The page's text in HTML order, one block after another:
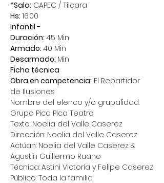
*Sala: CAPEC / Tilcara
Hs: 16:00
Infantil -
Duración: 45 Min
Armado: 40 Min
Desarmado: Min
Ficha técnica
Obra en competencia: El Repartidor
de Ilusiones
Nombre del elenco y/o grupalidad:
Grupo Pica Pica Teatro
Texto: Noelia del Valle Caserez
Dirección: Noelia del Valle Caserez
Actúan: Noelia del Valle Caserez &
Agustín Guillermo Ruano
Técnica: Astini Victoria y Felipe Caserez
Público: Toda la familia